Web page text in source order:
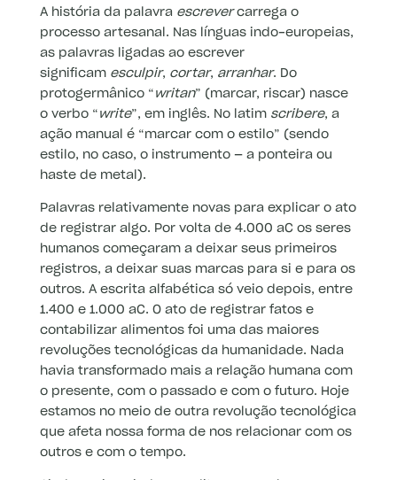
A história da palavra escrevercarrega o
processo artesanal. Nas línguas indo-europeias,
as palavras ligadas ao escrever
significam esculpir, cortar, arranhar. Do
protogermânico “ writan” (marcar, riscar) nasce
o verbo “ write”, em inglês. No latim scribere, a
ação manual é “marcar com o estilo” (sendo
estilo, no caso, o instrumento — a ponteira ou
haste de metal).
Palavras relativamente novas para explicar o ato
de registrar algo. Por volta de 4.000 aC os seres
humanos começaram a deixar seus primeiros
registros, a deixar suas marcas para si e para os
outros. A escrita alfabética só veio depois, entre
1.400 e 1.000 aC. O ato de registrar fatos e
contabilizar alimentos foi uma das maiores
revoluções tecnológicas da humanidade. Nada
havia transformado mais a relação humana com
o presente, com o passado e com o futuro. Hoje
estamos no meio de outra revolução tecnológica
que afeta nossa forma de nos relacionar com os
outros e com o tempo.